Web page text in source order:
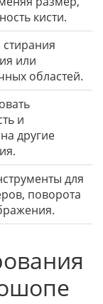
кисти.
стирания
или
областей.
и
другие
для
поворота